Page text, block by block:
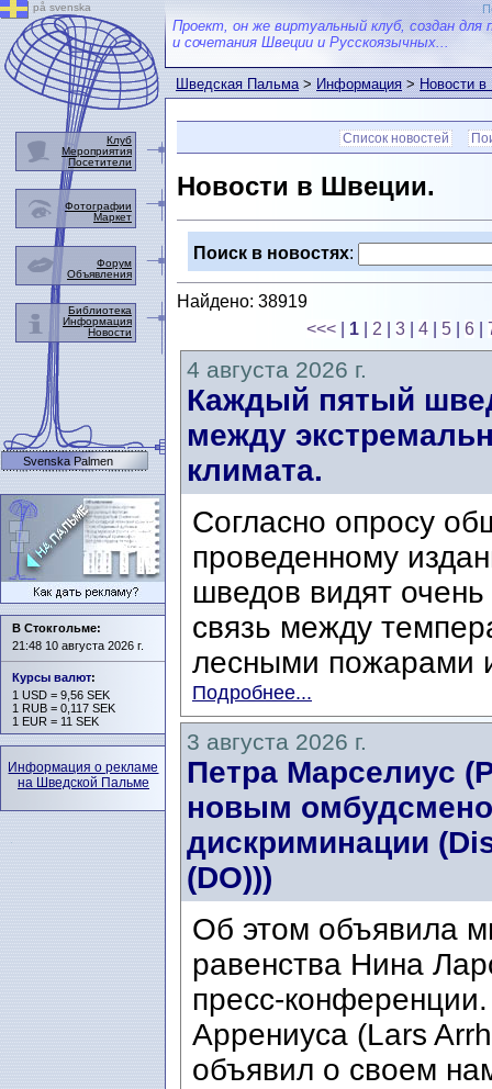
Проект, он же виртуальный клуб, создан для
и сочетания Швеции и Русскоязычных...
Шведская Пальма>Информация>Новости
Список новостей
Новости в Швеции.
Поиск в новостях:
Найдено: 38919
<<<
1 2 3 4 5 6
4 августа 2026 г.
Каждый пятый
между
климата.
Согласно опросу
проведенному
шведов видят
связь между
лесными пожарами
Подробнее...
3 августа 2026 г.
Петра Марселиус
новым
дискриминации
(DO)))
Об этом объявила
равенства Нина
пресс-
Аррениуса (Lars
объявил о своем
på svenska
Клуб
Мероприятия
Посетители
Фотографии
Маркет
Форум
Объявления
Библиотека
Информация
Новости
Svenska Palmen
В Стокгольме:
21:48 10 августа 2026 г.
Курсы валют:
1 USD = 9,56 SEK
1 RUB = 0,117 SEK
1 EUR = 11 SEK
Информация о рекламе
на Шведской Пальме